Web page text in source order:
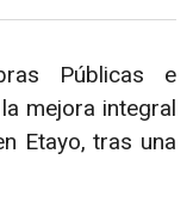
Públicas e
mejora integral
Etayo, tras una